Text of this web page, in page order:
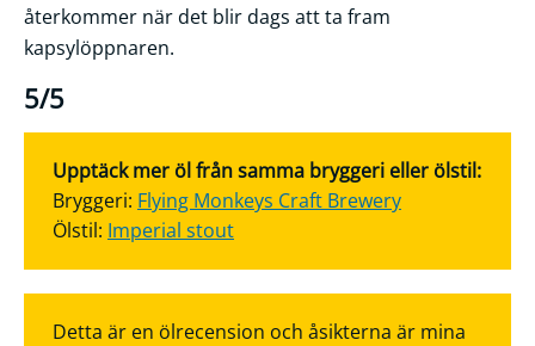
återkommer när det blir dags att ta fram
kapsylöppnaren.
5/5
Upptäck mer öl från samma bryggeri eller ölstil:
Bryggeri: Flying Monkeys Craft Brewery
Ölstil: Imperial stout
Detta är en ölrecension och åsikterna är mina